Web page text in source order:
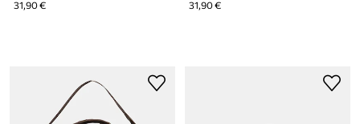
31,90 € 31,90 €